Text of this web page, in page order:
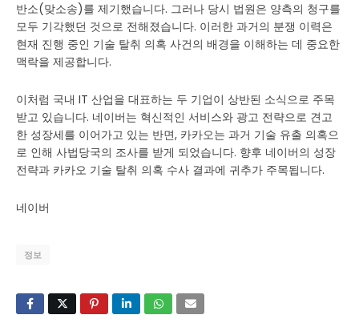
반소(맞소송)를 제기했습니다. 그러나 당시 법원은 양측의 청구를
모두 기각했던 것으로 전해졌습니다. 이러한 과거의 분쟁 이력은
현재 진행 중인 기술 탈취 의혹 사건의 배경을 이해하는 데 중요한
맥락을 제공합니다.
이처럼 국내 IT 산업을 대표하는 두 기업이 상반된 소식으로 주목
받고 있습니다. 네이버는 혁신적인 서비스와 광고 전략으로 견고
한 성장세를 이어가고 있는 반면, 카카오는 과거 기술 유출 의혹으
로 인해 사법당국의 조사를 받게 되었습니다. 향후 네이버의 성장
전략과 카카오 기술 탈취 의혹 수사 결과에 귀추가 주목됩니다.
네이버
정보